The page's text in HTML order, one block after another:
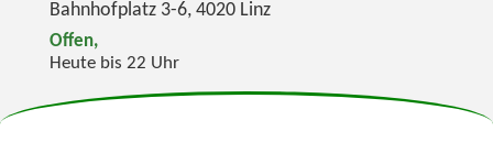
Bahnhofplatz 3-6, 4020 Linz
Offen,
Heute bis 22 Uhr